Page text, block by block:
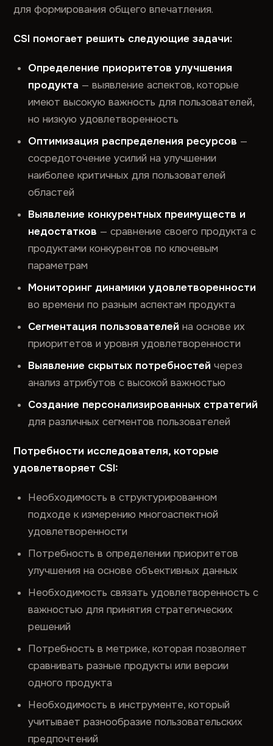
для формирования общего впечатления.
CSI помогает решить следующие задачи:
Определение приоритетов улучшения
продукта — выявление аспектов, которые
имеют высокую важность для пользователей,
но низкую удовлетворенность
Оптимизация распределения ресурсов —
сосредоточение усилий на улучшении
наиболее критичных для пользователей
областей
Выявление конкурентных преимуществ и
недостатков — сравнение своего продукта с
продуктами конкурентов по ключевым
параметрам
Мониторинг динамики удовлетворенности
во времени по разным аспектам продукта
Сегментация пользователей на основе их
приоритетов и уровня удовлетворенности
Выявление скрытых потребностей через
анализ атрибутов с высокой важностью
Создание персонализированных стратегий
для различных сегментов пользователей
Потребности исследователя, которые
удовлетворяет CSI:
Необходимость в структурированном
подходе к измерению многоаспектной
удовлетворенности
Потребность в определении приоритетов
улучшения на основе объективных данных
Необходимость связать удовлетворенность с
важностью для принятия стратегических
решений
Потребность в метрике, которая позволяет
сравнивать разные продукты или версии
одного продукта
Необходимость в инструменте, который
учитывает разнообразие пользовательских
предпочтений